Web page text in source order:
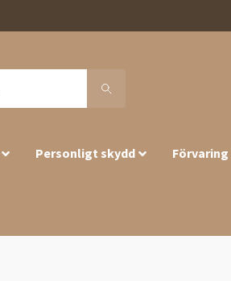
Personligt skydd